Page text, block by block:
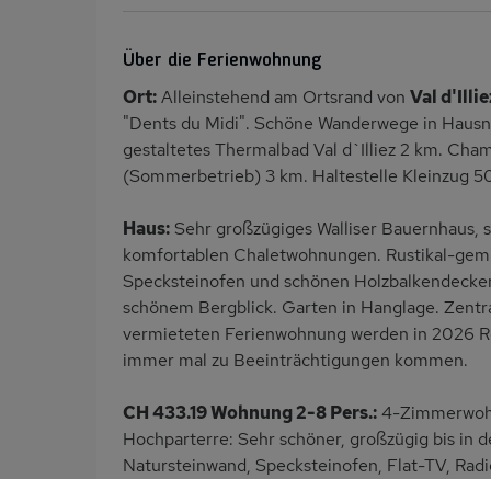
Über die Ferienwohnung
Ort:Alleinstehend am Ortsrand von Val
"Dents du Midi". Schöne Wanderwege in
gestaltetes Thermalbad Val d`Illiez 2 km.
(Sommerbetrieb) 3 km. Haltestelle Kleinzug
Haus: Sehr großzügiges Walliser
komfortablen Chaletwohnungen. Rustikal-
Specksteinofen und schönen
schönem Bergblick. Garten in Hanglage.
vermieteten Ferienwohnung werden in 2026
immer mal zu Beeinträchtigungen kommen.
CH 433.19 Wohnung 2-8 Pers.:4-
Hochparterre: Sehr schöner, großzügig bis in
Natursteinwand, Specksteinofen, Flat-TV,